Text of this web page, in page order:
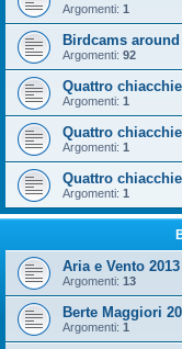
Argomenti: 1
Birdcams
Argomenti: 92
Quattro
Argomenti: 1
Quattro
Argomenti: 1
Quattro
Argomenti: 1
Aria e Vento 2013
Argomenti: 13
Berte Maggiori
Argomenti: 1